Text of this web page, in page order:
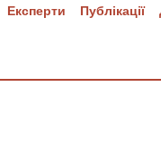
Експерти Публікації